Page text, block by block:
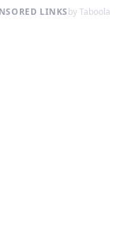
LINKSby Taboola